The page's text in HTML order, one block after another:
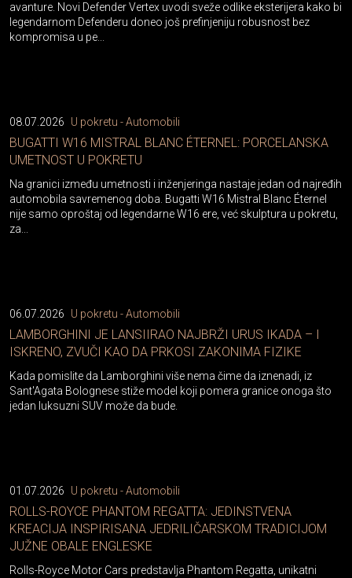
avanture. Novi Defender Vertex uvodi sveže odlike eksterijera kako bi
legendarnom Defenderu doneo još prefinjeniju robusnost bez
kompromisa u pe...
08.07.2026 U pokretu - Automobili
BUGATTI W16 MISTRAL BLANC ÉTERNEL: PORCELANSKA
UMETNOST U POKRETU
Na granici između umetnosti i inženjeringa nastaje jedan od najređih
automobila savremenog doba. Bugatti W16 Mistral Blanc Éternel
nije samo oproštaj od legendarne W16 ere, već skulptura u pokretu,
za...
06.07.2026 U pokretu - Automobili
LAMBORGHINI JE LANSIIRAO NAJBRŽI URUS IKADA – I
ISKRENO, ZVUČI KAO DA PRKOSI ZAKONIMA FIZIKE
Kada pomislite da Lamborghini više nema čime da iznenadi, iz
Sant'Agata Bolognese stiže model koji pomera granice onoga što
jedan luksuzni SUV može da bude.
01.07.2026 U pokretu - Automobili
ROLLS-ROYCE PHANTOM REGATTA: JEDINSTVENA
KREACIJA INSPIRISANA JEDRILIČARSKOM TRADICIJOM
JUŽNE OBALE ENGLESKE
Rolls-Royce Motor Cars predstavlja Phantom Regatta, unikatni